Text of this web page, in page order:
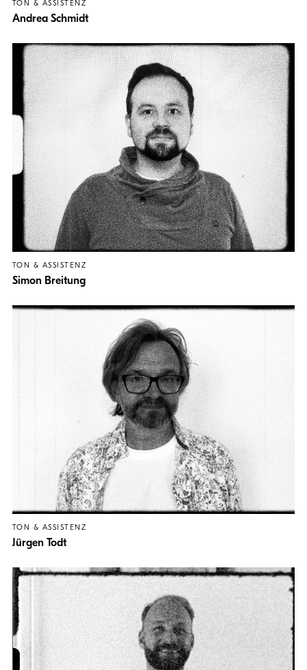
TON & ASSISTENZ
Andrea Schmidt
TON & ASSISTENZ
Simon Breitung
TON & ASSISTENZ
Jürgen Todt